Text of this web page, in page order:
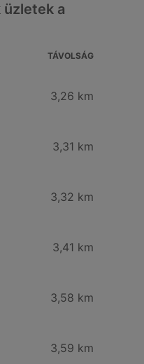
a
TÁVOLSÁG
3,26 km
3,31 km
3,32 km
3,41 km
3,58 km
3,59 km